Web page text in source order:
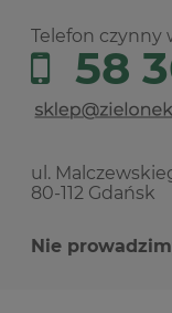
Telefon czynny
58
ul.
80-112 Gdańsk
Nie